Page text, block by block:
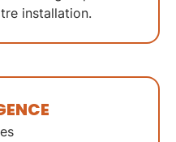
installation.